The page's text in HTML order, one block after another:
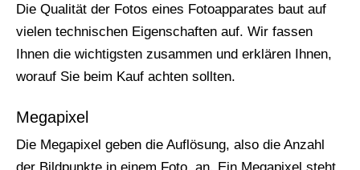
Die Qualität der Fotos eines Fotoapparates baut auf
vielen technischen Eigenschaften auf. Wir fassen
Ihnen die wichtigsten zusammen und erklären Ihnen,
worauf Sie beim Kauf achten sollten.
Megapixel
Die Megapixel geben die Auflösung, also die Anzahl